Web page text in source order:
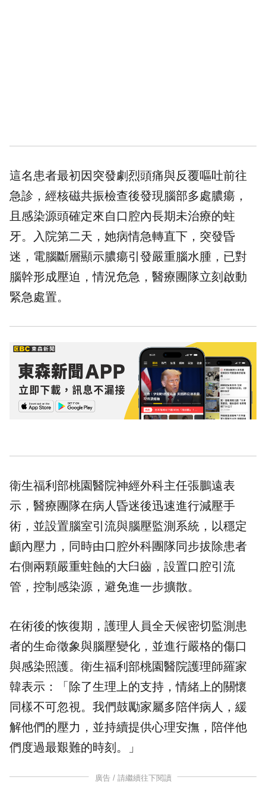
這名患者最初因突發劇烈頭痛與反覆嘔吐前往
急診，經核磁共振檢查後發現腦部多處膿瘍，
且感染源頭確定來自口腔內長期未治療的蛀
牙。入院第二天，她病情急轉直下，突發昏
迷，電腦斷層顯示膿瘍引發嚴重腦水腫，已對
腦幹形成壓迫，情況危急，醫療團隊立刻啟動
緊急處置。
衛生福利部桃園醫院神經外科主任張鵬遠表
示，醫療團隊在病人昏迷後迅速進行減壓手
術，並設置腦室引流與腦壓監測系統，以穩定
顱內壓力，同時由口腔外科團隊同步拔除患者
右側兩顆嚴重蛀蝕的大臼齒，設置口腔引流
管，控制感染源，避免進一步擴散。
在術後的恢復期，護理人員全天候密切監測患
者的生命徵象與腦壓變化，並進行嚴格的傷口
與感染照護。衛生福利部桃園醫院護理師羅家
韓表示：「除了生理上的支持，情緒上的關懷
同樣不可忽視。我們鼓勵家屬多陪伴病人，緩
解他們的壓力，並持續提供心理安撫，陪伴他
們度過最艱難的時刻。」
廣告 / 請繼續往下閱讀